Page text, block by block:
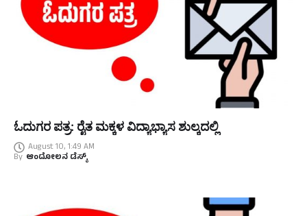
ಓದುಗರ ಪತ್ರ: ರೈತ ಮಕ್ಕಳ ವಿದ್ಯಾಭ್ಯಾಸ ಶುಲ್ಕದಲ್ಲಿ
August 10, 1:49 AM
By ಆಂದೋಲನ ಡೆಸ್ಕ್